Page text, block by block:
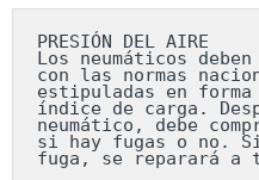
PRESIÓN DEL AIRE
Los neumáticos
con las normas
estipuladas en
índice de carga.
neumático, debe
si hay fugas o no.
fuga, se reparará a